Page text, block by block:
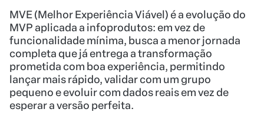
MVE (Melhor Experiência Viável) é a evolução do
MVP aplicada a infoprodutos: em vez de
funcionalidade mínima, busca a menor jornada
completa que já entrega a transformação
prometida com boa experiência, permitindo
lançar mais rápido, validar com um grupo
pequeno e evoluir com dados reais em vez de
esperar a versão perfeita.